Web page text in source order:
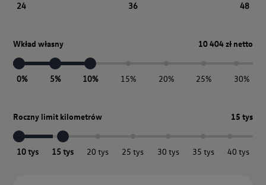
24 36 48
Wkład własny 10 404 zł netto
0% 5% 10% 15% 20% 25% 30%
Roczny limit kilometrów 15 tys
10 tys 15 tys 20 tys 25 tys 30 tys 35 tys 40 tys